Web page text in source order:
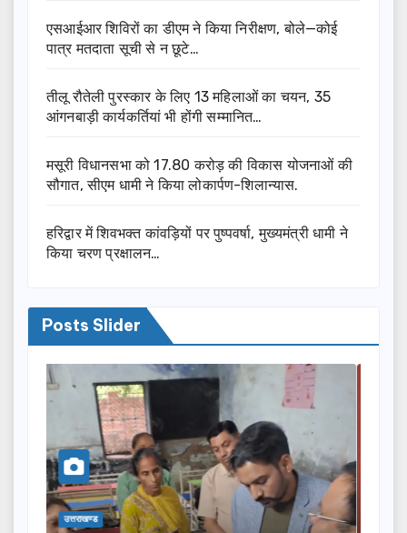
एसआईआर शिविरों का डीएम ने किया निरीक्षण, बोले—कोई
पात्र मतदाता सूची से न छूटे…
तीलू रौतेली पुरस्कार के लिए 13 महिलाओं का चयन, 35
आंगनबाड़ी कार्यकर्तियां भी होंगी सम्मानित…
मसूरी विधानसभा को 17.80 करोड़ की विकास योजनाओं की
सौगात, सीएम धामी ने किया लोकार्पण-शिलान्यास.
हरिद्वार में शिवभक्त कांवड़ियों पर पुष्पवर्षा, मुख्यमंत्री धामी ने
किया चरण प्रक्षालन…
Posts Slider
उत्तराखण्ड